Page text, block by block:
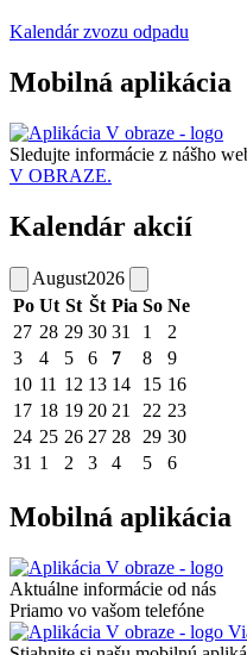
Kalendár zvozu odpadu
Mobilná aplikácia
Sledujte informácie z nášho
V OBRAZE.
Kalendár akcií
August2026
Po Ut St Št Pia So Ne
27 28 29 30 31 1
2
3
4 5 6 7 8
9
10 11 12 13 14 15 16
17 18 19 20 21 22 23
24 25 26 27 28 29 30
31 1 2 3 4 5 6
Mobilná aplikácia
Aktuálne informácie od nás
Priamo vo vašom telefóne